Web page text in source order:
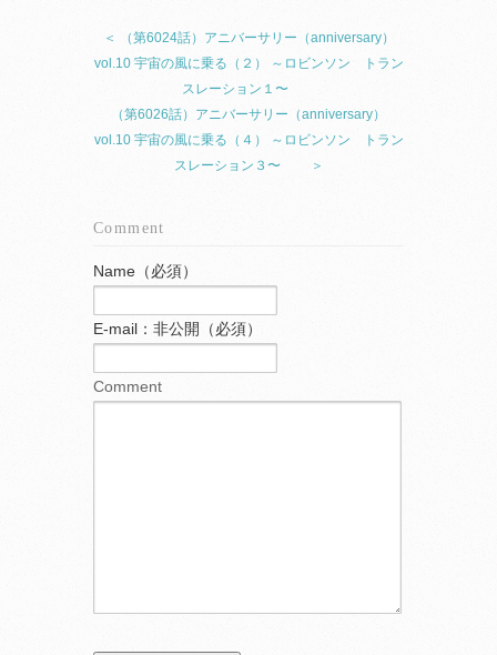
＜ （第6024話）アニバーサリー（anniversary）
vol.10 宇宙の風に乗る（２） ～ロビンソン トラン
スレーション１〜
（第6026話）アニバーサリー（anniversary）
vol.10 宇宙の風に乗る（４） ～ロビンソン トラン
スレーション３〜 ＞
Comment
Name（必須）
E-mail：非公開（必須）
Comment